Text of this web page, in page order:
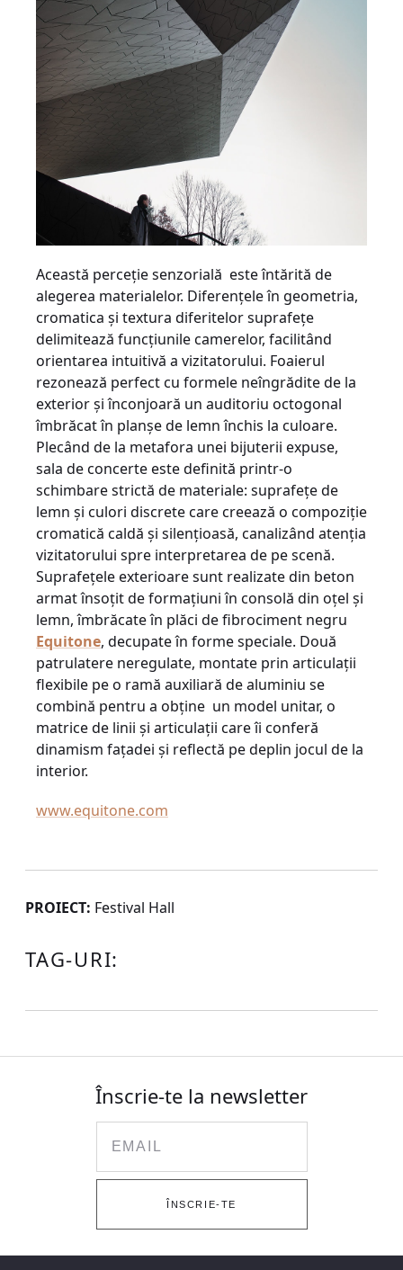
Această perceţie senzorială este întărită de
alegerea materialelor. Diferenţele în geometria,
cromatica şi textura diferitelor suprafeţe
delimitează funcţiunile camerelor, facilitând
orientarea intuitivă a vizitatorului. Foaierul
rezonează perfect cu formele neîngrădite de la
exterior şi înconjoară un auditoriu octogonal
îmbrăcat în planşe de lemn închis la culoare.
Plecând de la metafora unei bijuterii expuse,
sala de concerte este definită printr-o
schimbare strictă de materiale: suprafeţe de
lemn şi culori discrete care creează o compoziţie
cromatică caldă şi silenţioasă, canalizând atenţia
vizitatorului spre interpretarea de pe scenă.
Suprafeţele exterioare sunt realizate din beton
armat însoţit de formaţiuni în consolă din oţel şi
lemn, îmbrăcate în plăci de fibrociment negru
Equitone, decupate în forme speciale. Două
patrulatere neregulate, montate prin articulaţii
flexibile pe o ramă auxiliară de aluminiu se
combină pentru a obţine un model unitar, o
matrice de linii şi articulaţii care îi conferă
dinamism faţadei şi reflectă pe deplin jocul de la
interior.
www.equitone.com
PROIECT: Festival Hall
TAG-URI:
Înscrie-te la newsletter
ÎNSCRIE-TE